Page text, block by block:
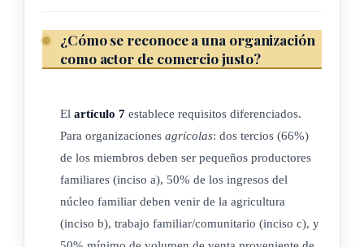
Definiciones
Para efectos de la presente ley se establecen las siguientes
a) El comercio justo es el tipo de comercio en el que se
promueve la necesidad de un modelo económico sustentable,
justo y solidario, que garantice los derechos de personas
productoras y trabajadoras, y se fomente la equidad, el
desarrollo sostenible y la dinamización de las economías
¿Cómo se reconoce a una organización
como actor de comercio justo?
El artículo 7 establece requisitos diferenciados.
Para organizaciones agrícolas: dos tercios (66%)
de los miembros deben ser pequeños productores
familiares (inciso a), 50% de los ingresos del
núcleo familiar deben venir de la agricultura
(inciso b), trabajo familiar/comunitario (inciso c), y